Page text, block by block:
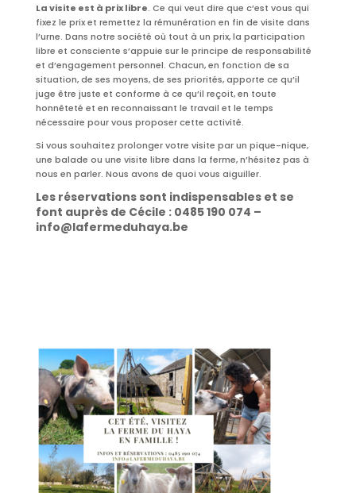
La visite est à prix libre. Ce qui veut dire que c’est vous qui
fixez le prix et remettez la rémunération en fin de visite dans
l’urne. Dans notre société où tout à un prix, la participation
libre et consciente s’appuie sur le principe de responsabilité
et d’engagement personnel. Chacun, en fonction de sa
situation, de ses moyens, de ses priorités, apporte ce qu’il
juge être juste et conforme à ce qu’il reçoit, en toute
honnêteté et en reconnaissant le travail et le temps
nécessaire pour vous proposer cette activité.
Si vous souhaitez prolonger votre visite par un pique-nique,
une balade ou une visite libre dans la ferme, n’hésitez pas à
nous en parler. Nous avons de quoi vous aiguiller.
Les réservations sont indispensables et se
font auprès de Cécile : 0485 190 074 –
info@lafermeduhaya.be